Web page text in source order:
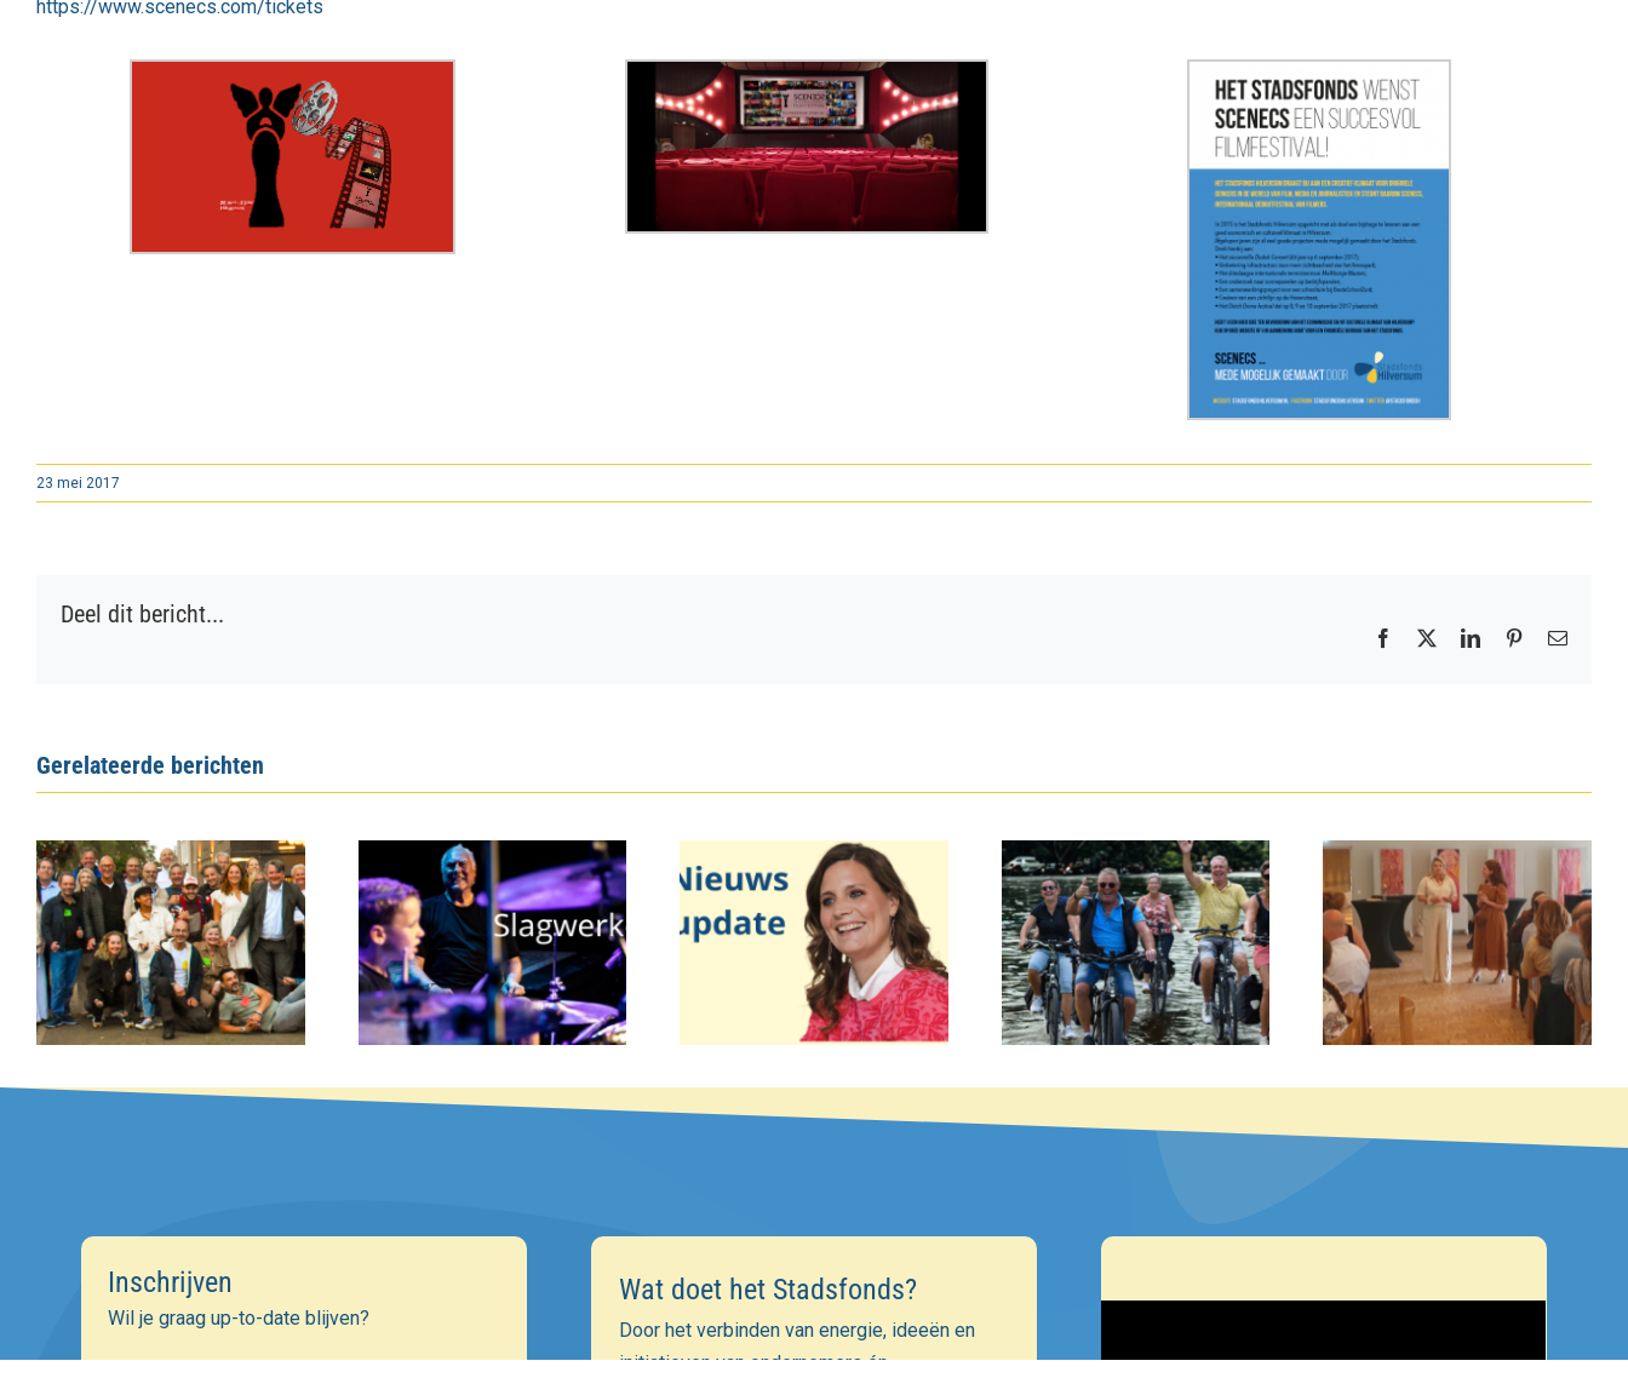
https://www.scenecs.com/tickets
23 mei 2017
Deel dit bericht...
Facebook LinkedInPinterest
E-
Gerelateerde berichten
Inschrijven
Wil je graag up-to-date blijven?
Wat doet het Stadsfonds?
Door het verbinden van energie, ideeën en
initiatieven van ondernemers én